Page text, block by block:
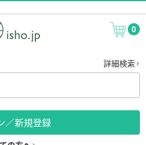
0
詳細検索
／新規登録